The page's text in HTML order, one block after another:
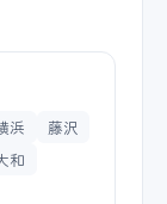
浜
藤沢
和